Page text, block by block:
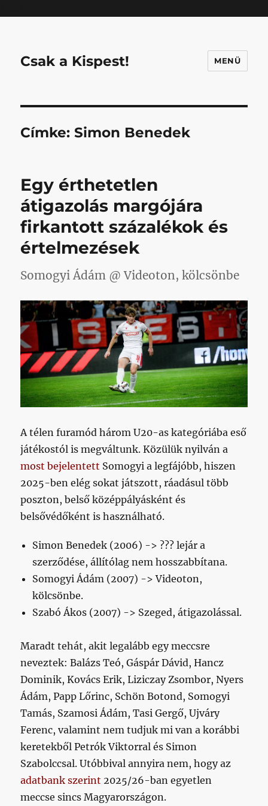
Csak a Kispest! MENÜ
Címke:Simon Benedek
Egy érthetetlen
átigazolás margójára
firkantott százalékok és
értelmezések
Somogyi Ádám @ Videoton, kölcsönbe
A télen furamód három U20-as kategóriába eső
játékostól is megváltunk. Közülük nyilván a
most bejelentett Somogyi a legfájóbb, hiszen
2025-ben elég sokat játszott, ráadásul több
poszton, belső középpályásként és
belsővédőként is használható.
Simon Benedek (2006) -> ??? lejár a
szerződése, állítólag nem hosszabbítana.
Somogyi Ádám (2007) -> Videoton,
kölcsönbe.
Szabó Ákos (2007) -> Szeged, átigazolással.
Maradt tehát, akit legalább egy meccsre
neveztek: Balázs Teó, Gáspár Dávid, Hancz
Dominik, Kovács Erik, Liziczay Zsombor, Nyers
Ádám, Papp Lőrinc, Schön Botond, Somogyi
Tamás, Szamosi Ádám, Tasi Gergő, Ujváry
Ferenc, valamint nem tudjuk mi van a korábbi
keretekből Petrók Viktorral és Simon
Szabolccsal. Utóbbival annyira nem, hogy az
adatbank szerint 2025/26-ban egyetlen
meccse sincs Magyarországon.